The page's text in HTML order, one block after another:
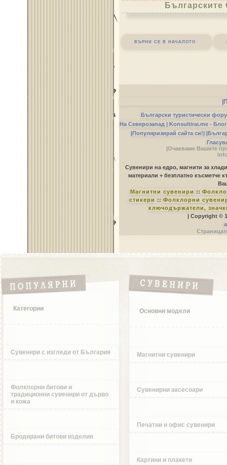
върни се в началото
Български туристически
На Северозапад | Konsultirai.me -
|Популяризирай сайта си!|
|Очакваме Вашите
Сувенири на едро, магнити за
материали + безплатно късметче
Магнитни сувенири ::
стикери :: Фолклорни
ключодържатели,
| Copyright ©
Категории
Сувенири с изгледи от България
Фолклорни битови и
традиционни сувенири от дърво
и кожа
Бродирани битови изделия
Основни модели
Магнитни сувенири
Сувенирни аксесоари
Печатни и офис сувенири
Картини и плакети